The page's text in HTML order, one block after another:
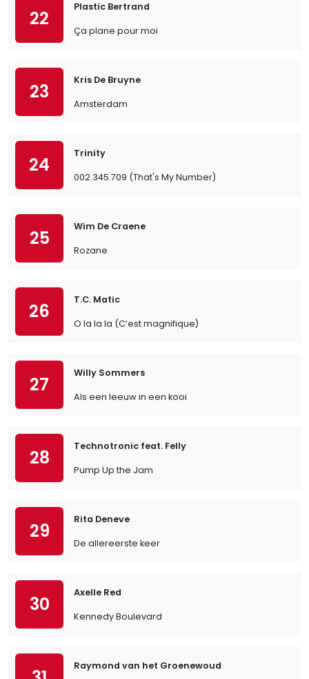
22
Plastic Bertrand
Ça plane pour moi
23
Kris De Bruyne
Amsterdam
24
Trinity
002.345.709 (That's My Number)
25
Wim De Craene
Rozane
26
T.C. Matic
O la la la (C’est magnifique)
27
Willy Sommers
Als een leeuw in een kooi
28
Technotronic feat. Felly
Pump Up the Jam
29
Rita Deneve
De allereerste keer
30
Axelle Red
Kennedy Boulevard
Raymond van het Groenewoud